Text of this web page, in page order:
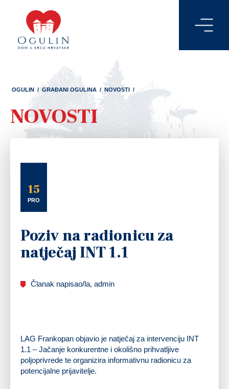
OGULIN / GRAĐANI OGULINA / NOVOSTI /
NOVOSTI
15
PRO
Poziv na radionicu za
natječaj INT 1.1
Članak napisao/la, admin
LAG Frankopan objavio je natječaj za intervenciju INT
1.1 – Jačanje konkurentne i okolišno prihvatljive
poljoprivrede te organizira informativnu radionicu za
potencijalne prijavitelje.